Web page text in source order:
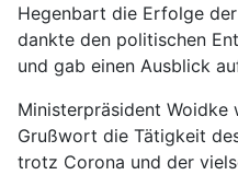
Hegenbart die Erfolge
dankte den politischen
und gab einen Ausblick
Ministerpräsident Woidke
Grußwort die Tätigkeit
trotz Corona und der